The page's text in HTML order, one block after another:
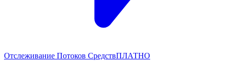
Отслеживание Потоков СредствПЛАТНО